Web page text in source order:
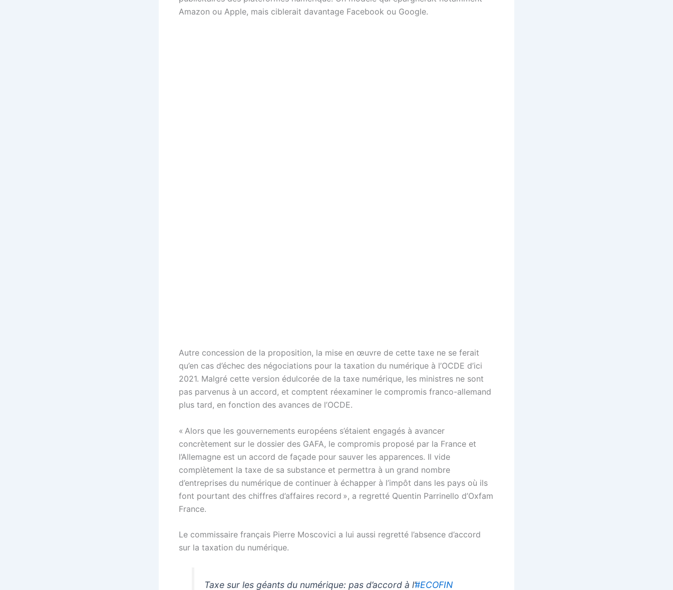
Amazon ou Apple, mais ciblerait davantage Facebook ou Google.
Autre concession de la proposition, la mise en œuvre de cette taxe ne se ferait
qu’en cas d’échec des négociations pour la taxation du numérique à l’OCDE d’ici
2021. Malgré cette version édulcorée de la taxe numérique, les ministres ne sont
pas parvenus à un accord, et comptent réexaminer le compromis franco-allemand
plus tard, en fonction des avances de l’OCDE.
« Alors que les gouvernements européens s’étaient engagés à avancer
concrètement sur le dossier des GAFA, le compromis proposé par la France et
l’Allemagne est un accord de façade pour sauver les apparences. Il vide
complètement la taxe de sa substance et permettra à un grand nombre
d’entreprises du numérique de continuer à échapper à l’impôt dans les pays où ils
font pourtant des chiffres d’affaires record », a regretté Quentin Parrinello d’Oxfam
France.
Le commissaire français Pierre Moscovici a lui aussi regretté l’absence d’accord
sur la taxation du numérique.
Taxe sur les géants du numérique: pas d’accord à l’#ECOFIN